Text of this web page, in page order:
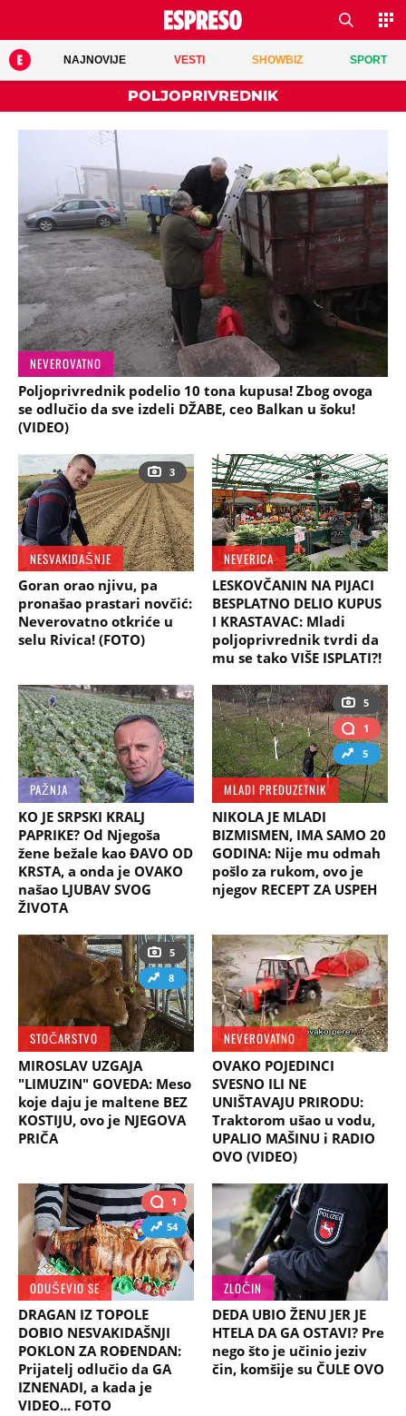
NAJNOVIJE VESTI SHOWBIZ SPORT
POLJOPRIVREDNIK
NEVEROVATNO
Poljoprivrednik podelio 10 tona kupusa! Zbog ovoga
se odlučio da sve izdeli DŽABE, ceo Balkan u šoku!
(VIDEO)
3
NESVAKIDAŠNJE
Goran orao njivu, pa
pronašao prastari novčić:
Neverovatno otkriće u
selu Rivica! (FOTO)
NEVERICA
LESKOVČANIN NA PIJACI
BESPLATNO DELIO KUPUS
I KRASTAVAC: Mladi
poljoprivrednik tvrdi da
mu se tako VIŠE ISPLATI?!
PAŽNJA
KO JE SRPSKI KRALJ
PAPRIKE? Od Njegoša
žene bežale kao ĐAVO OD
KRSTA, a onda je OVAKO
našao LJUBAV SVOG
ŽIVOTA
5
1
5
MLADI PREDUZETNIK
NIKOLA JE MLADI
BIZMISMEN, IMA SAMO 20
GODINA: Nije mu odmah
pošlo za rukom, ovo je
njegov RECEPT ZA USPEH
5
8
STOČARSTVO
MIROSLAV UZGAJA
"LIMUZIN" GOVEDA: Meso
koje daju je maltene BEZ
KOSTIJU, ovo je NJEGOVA
PRIČA
NEVEROVATNO
OVAKO POJEDINCI
SVESNO ILI NE
UNIŠTAVAJU PRIRODU:
Traktorom ušao u vodu,
UPALIO MAŠINU i RADIO
OVO (VIDEO)
1
54
ODUŠEVIO SE
DRAGAN IZ TOPOLE
DOBIO NESVAKIDAŠNJI
POKLON ZA ROĐENDAN:
Prijatelj odlučio da GA
IZNENADI, a kada je
VIDEO... FOTO
ZLOČIN
DEDA UBIO ŽENU JER JE
HTELA DA GA OSTAVI? Pre
nego što je učinio jeziv
čin, komšije su ČULE OVO